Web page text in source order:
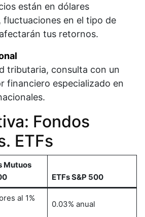
están en dólares
fluctuaciones en el tipo de
tus retornos.​
tributaria, consulta con un
financiero especializado en
Fondos
ETFs
Mutuos
ETFs S&P 500
al 1%
0.03% anual​